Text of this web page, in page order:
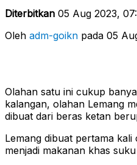
Diterbitkan 05 Aug 2023,
Oleh adm-goikn pada 05
Olahan satu ini cukup
kalangan, olahan Lemang
dibuat dari beras ketan
Lemang dibuat pertama
menjadi makanan khas